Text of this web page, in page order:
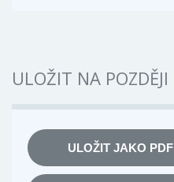
ULOŽIT NA POZDĚJI
ULOŽIT JAKO PDF